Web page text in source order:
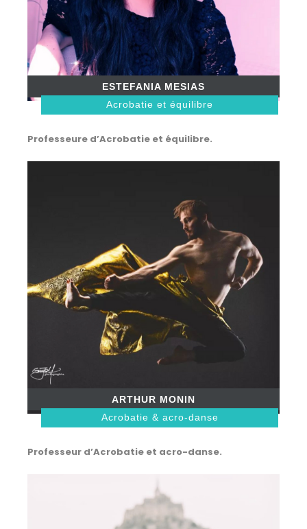
ESTEFANIA MESIAS
Acrobatie et équilibre
Professeure d’Acrobatie et équilibre.
ARTHUR MONIN
Acrobatie & acro-danse
Professeur d’Acrobatie et acro-danse.